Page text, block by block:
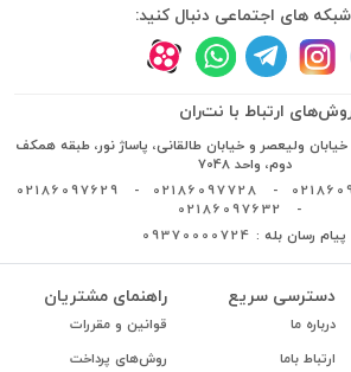
شبکه های اجتماعی دنبال کنید:
ارتباط با نت‌ران
ولیعصر و خیابان طالقانی، پاساژ نور، طبقه همکف
دوم، واحد 7048
02186097728
02186097629
02186097632
پیام رسان بله : 09370000724
دسترسی سریع
درباره ما
ارتباط باما
راهنمای مشتریان
قوانین و مقررات
روش‌های پرداخت